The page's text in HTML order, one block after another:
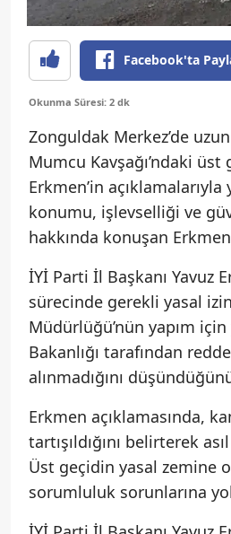
Facebook'ta
Okunma Süresi: 2 dk
Zonguldak Merkez’de
Mumcu Kavşağı’ndaki
Erkmen’in
konumu, işlevselliği ve
hakkında konuşan
İYİ Parti İl Başkanı Yavuz
sürecinde gerekli yasal
Müdürlüğü’nün yapım
Bakanlığı tarafından
alınmadığını
Erkmen açıklamasında,
tartışıldığını belirterek
Üst geçidin yasal zemine
sorumluluk sorunlarına